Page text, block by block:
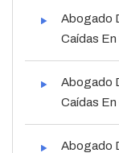
Abogado
Caídas
Abogado
Caídas En
Abogado